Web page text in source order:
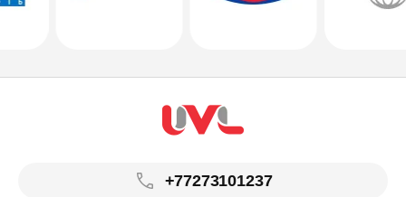
+77273101237